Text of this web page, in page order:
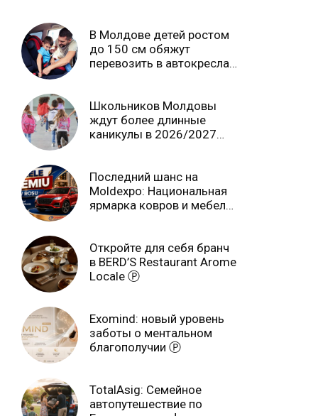
В Молдове детей ростом
до 150 см обяжут
перевозить в автокреслах
Школьников Молдовы
ждут более длинные
каникулы в 2026/2027
Последний шанс на
Moldexpo: Национальная
ярмарка ковров и мебели
Откройте для себя бранч
в BERD’S Restaurant Arome
Locale Ⓟ
Exomind: новый уровень
заботы о ментальном
благополучии Ⓟ
TotalAsig: Семейное
автопутешествие по